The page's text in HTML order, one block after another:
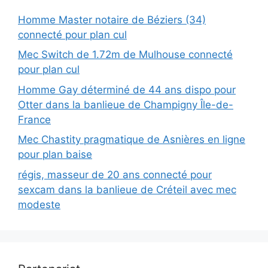
Homme Master notaire de Béziers (34)
connecté pour plan cul
Mec Switch de 1.72m de Mulhouse connecté
pour plan cul
Homme Gay déterminé de 44 ans dispo pour
Otter dans la banlieue de Champigny Île-de-
France
Mec Chastity pragmatique de Asnières en ligne
pour plan baise
régis, masseur de 20 ans connecté pour
sexcam dans la banlieue de Créteil avec mec
modeste